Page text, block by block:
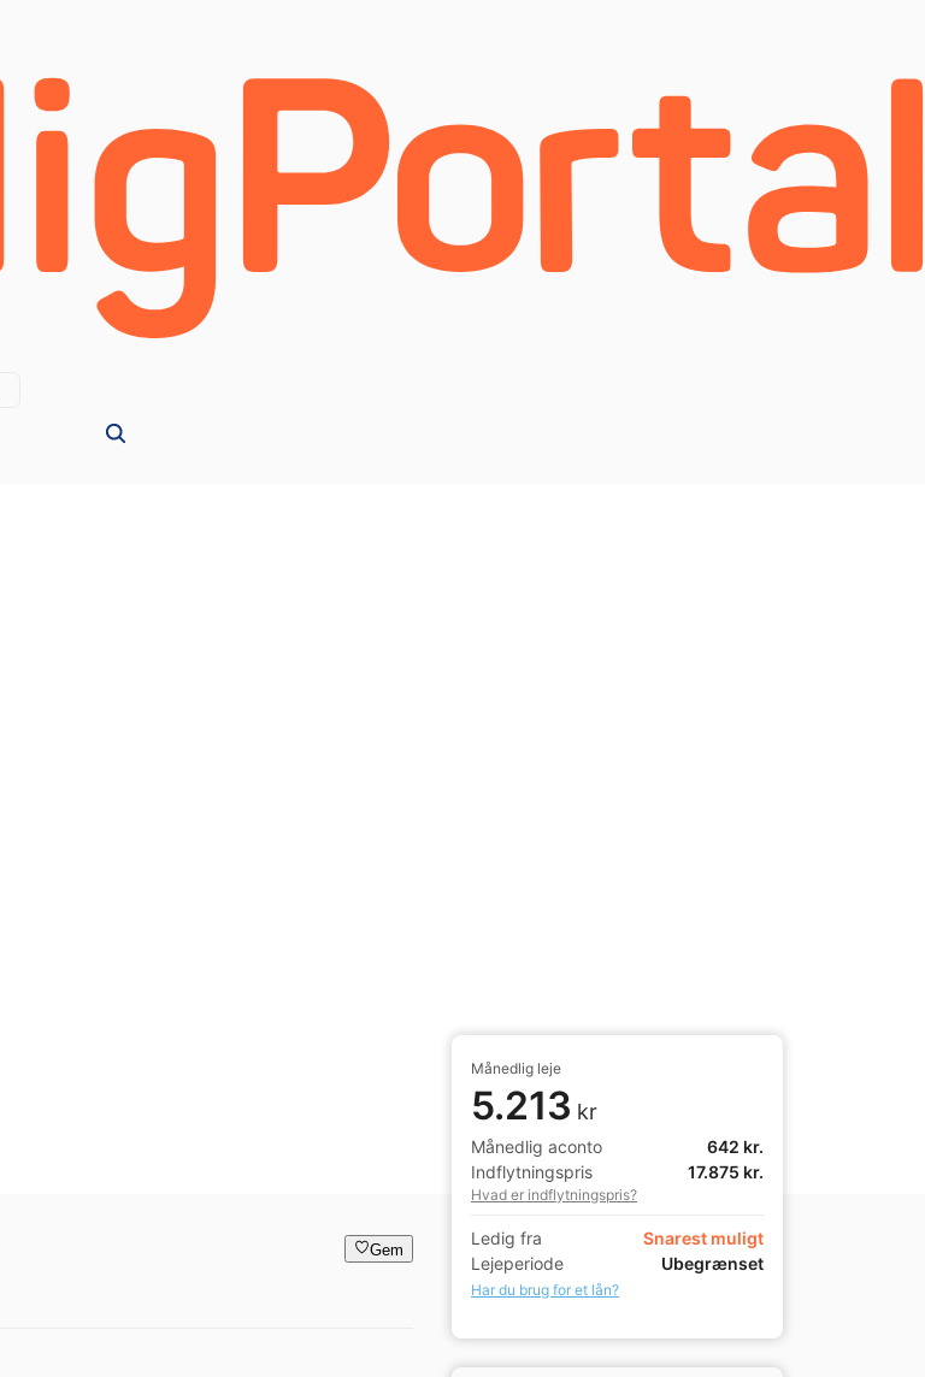
Gem
Månedlig leje
5.213 kr
Månedlig aconto
642 kr.
Indflytningspris
17.875 kr.
Hvad er indflytningspris?
Ledig fra
Snarest muligt
Lejeperiode
Ubegrænset
Har du brug for et lån?